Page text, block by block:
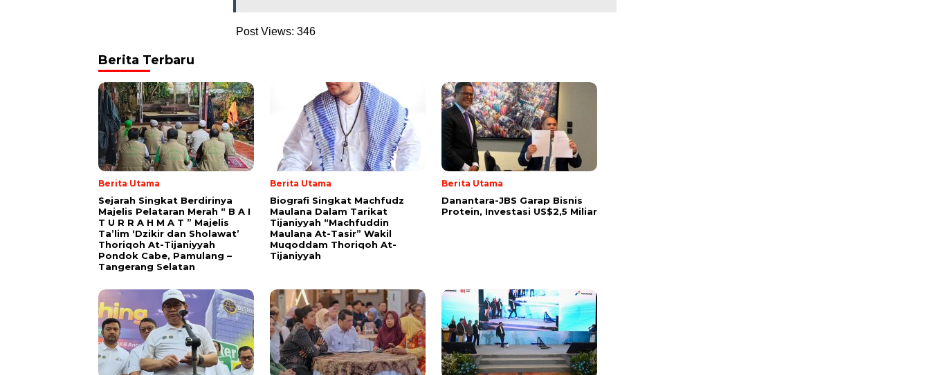
Post Views: 346
Berita Terbaru
Berita Utama
Sejarah Singkat Berdirinya
Majelis Pelataran Merah “ B A I
T U R R A H M A T ” Majelis
Ta’lim ‘Dzikir dan Sholawat’
Thoriqoh At-Tijaniyyah
Pondok Cabe, Pamulang –
Tangerang Selatan
Berita Utama
Biografi Singkat Machfudz
Maulana Dalam Tarikat
Tijaniyyah “Machfuddin
Maulana At-Tasir” Wakil
Muqoddam Thoriqoh At-
Tijaniyyah
Berita Utama
Danantara-JBS Garap Bisnis
Protein, Investasi US$2,5 Miliar